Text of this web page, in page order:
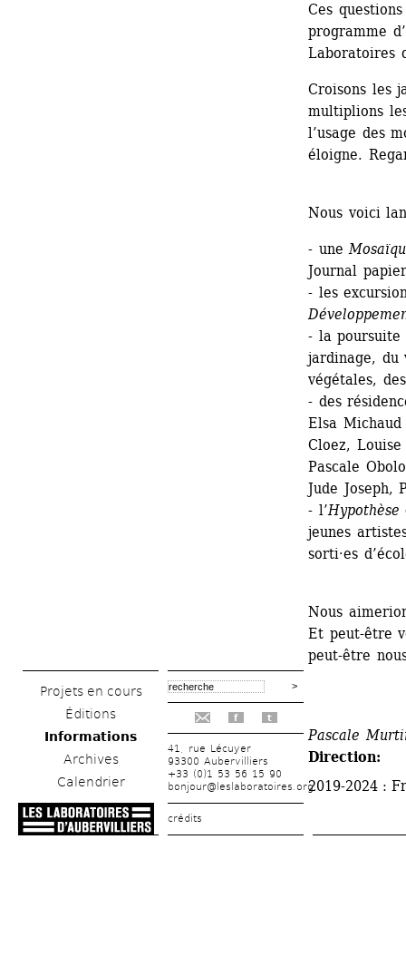
Projets en cours
Éditions
Informations
Archives
Calendrier
f t
41, rue Lécuyer
93300 Aubervilliers
+33 (0)1 53 56 15 90
bonjour@leslaboratoires.org
crédits
Ces
programme
Laboratoires
Croisons les
multiplions
l’usage des
éloigne.
Nous voici
- une
Journal
- les
- la
jardinage, du
végétales,
- des
Elsa
Cloez,
Pascale
Jude
- l’Hypothèse
jeunes
sorti·es
Nous
Et peut-être
peut-être
Pascale
Direction:
2019-2024 :